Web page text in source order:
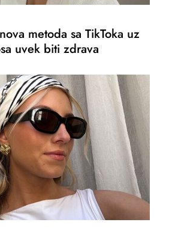
metoda sa TikToka uz
uvek biti zdrava